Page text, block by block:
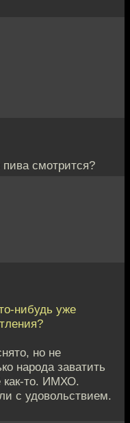
смотрится?
нибудь уже
но не
народа заватить
как-то. ИМХО.
с удовольствием.